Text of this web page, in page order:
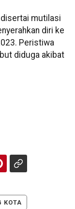
mutilasi
diri ke
Peristiwa
diduga akibat
KOTA